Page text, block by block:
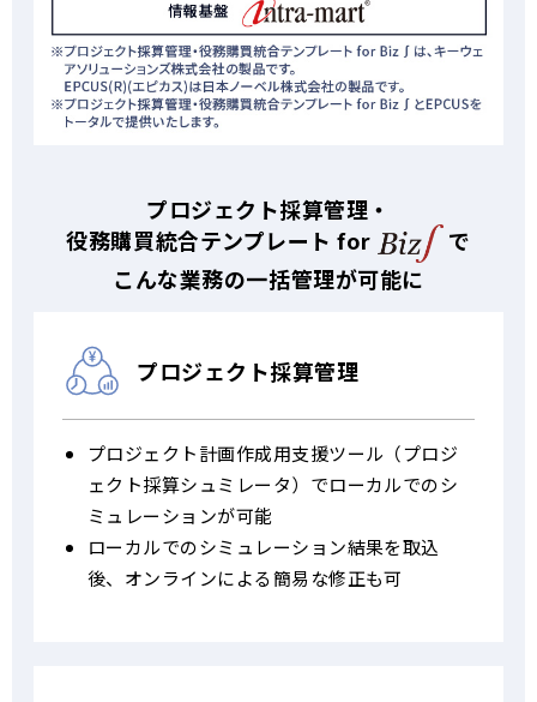
プロジェクト採算管理・
役務購買統合テンプレート for
で
こんな業務の一括管理が可能に
プロジェクト採算管理
プロジェクト計画作成用支援ツール（プロジ
ェクト採算シュミレータ）でローカルでのシ
ミュレーションが可能
ローカルでのシミュレーション結果を取込
後、オンラインによる簡易な修正も可